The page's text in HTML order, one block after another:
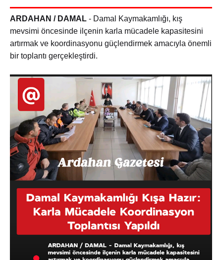
ARDAHAN / DAMAL - Damal Kaymakamlığı, kış
mevsimi öncesinde ilçenin karla mücadele kapasitesini
artırmak ve koordinasyonu güçlendirmek amacıyla önemli
bir toplantı gerçekleştirdi.